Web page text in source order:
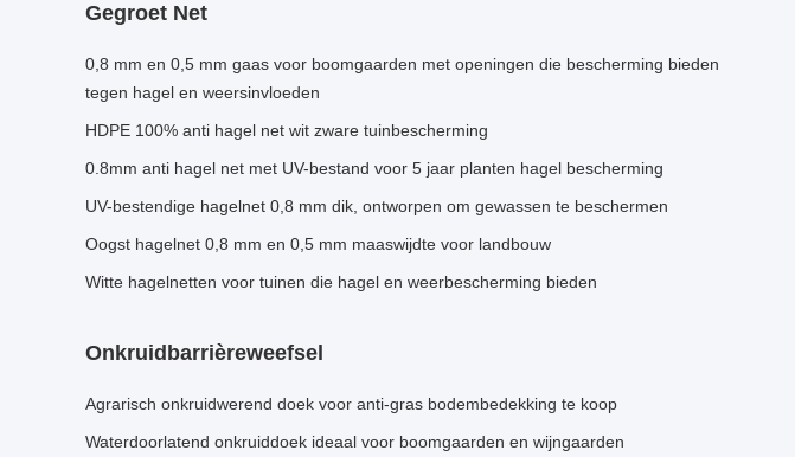
Gegroet Net
0,8 mm en 0,5 mm gaas voor boomgaarden met openingen die bescherming bieden
tegen hagel en weersinvloeden
HDPE 100% anti hagel net wit zware tuinbescherming
0.8mm anti hagel net met UV-bestand voor 5 jaar planten hagel bescherming
UV-bestendige hagelnet 0,8 mm dik, ontworpen om gewassen te beschermen
Oogst hagelnet 0,8 mm en 0,5 mm maaswijdte voor landbouw
Witte hagelnetten voor tuinen die hagel en weerbescherming bieden
Onkruidbarrièreweefsel
Agrarisch onkruidwerend doek voor anti-gras bodembedekking te koop
Waterdoorlatend onkruiddoek ideaal voor boomgaarden en wijngaarden